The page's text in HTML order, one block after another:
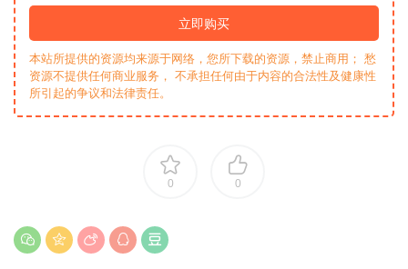
立即购买
本站所提供的资源均来源于网络，您所下载的资源，禁止商用； 愁
资源不提供任何商业服务， 不承担任何由于内容的合法性及健康性
所引起的争议和法律责任。
0 0